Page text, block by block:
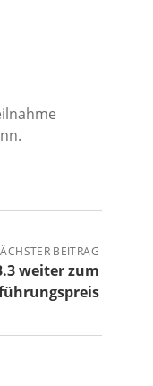
BEITRAG
weiter zum